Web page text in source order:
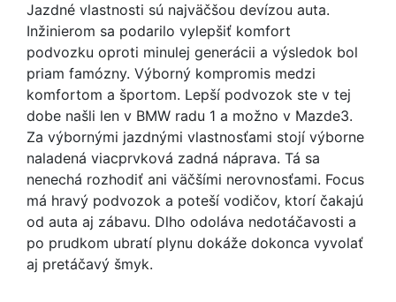
Jazdné vlastnosti sú najväčšou devízou auta.
Inžinierom sa podarilo vylepšiť komfort
podvozku oproti minulej generácii a výsledok bol
priam famózny. Výborný kompromis medzi
komfortom a športom. Lepší podvozok ste v tej
dobe našli len v BMW radu 1 a možno v Mazde3.
Za výbornými jazdnými vlastnosťami stojí výborne
naladená viacprvková zadná náprava. Tá sa
nenechá rozhodiť ani väčšími nerovnosťami. Focus
má hravý podvozok a poteší vodičov, ktorí čakajú
od auta aj zábavu. Dlho odoláva nedotáčavosti a
po prudkom ubratí plynu dokáže dokonca vyvolať
aj pretáčavý šmyk.